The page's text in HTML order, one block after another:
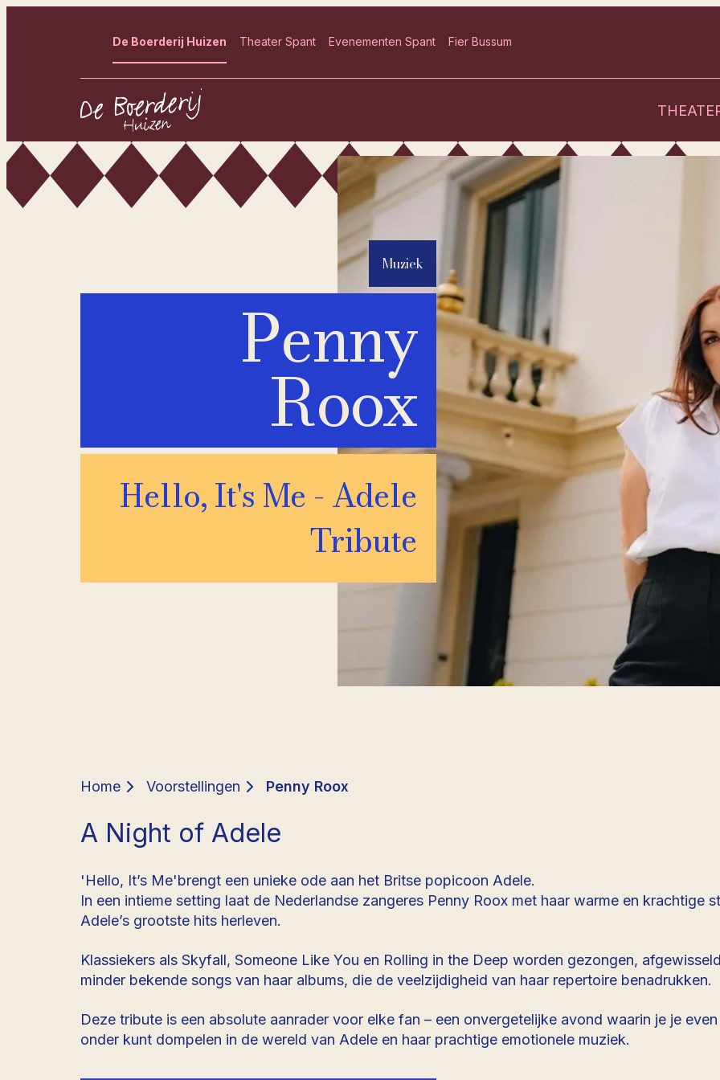
De Boerderij Huizen Theater Spant Evenementen Spant Fier Bussum
- Home pagina
Muziek
Penny
Roox
Hello, It's Me - Adele
Tribute
Home Voorstellingen Penny Roox
A Night of Adele
'Hello, It’s Me'brengt een unieke ode aan het Britse popicoon Adele.
In een intieme setting laat de Nederlandse zangeres Penny Roox met haar warme en krachtige
Adele’s grootste hits herleven.
Klassiekers als Skyfall, Someone Like You en Rolling in the Deep worden gezongen,
minder bekende songs van haar albums, die de veelzijdigheid van haar repertoire benadrukken.
Deze tribute is een absolute aanrader voor elke fan – een onvergetelijke avond waarin je je
onder kunt dompelen in de wereld van Adele en haar prachtige emotionele muziek.